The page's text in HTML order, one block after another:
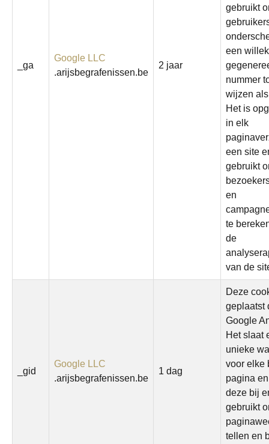
_ga
Google LLC
.arijsbegrafenissen.be
2 jaar
gebruikt
een
nummer
wijzen
Het is
in elk
een site
gebruikt
en
te
de
van de
_gid
Google LLC
.arijsbegrafenissen.be
1 dag
Deze
geplaatst
Google
Het slaat
unieke
voor elke
pagina
deze bij
gebruikt
tellen en